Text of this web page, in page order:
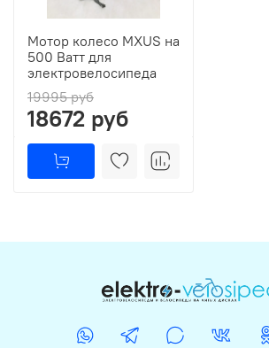
Мотор колесо MXUS на
500 Ватт для
электровелосипеда
19995 руб
18672 руб